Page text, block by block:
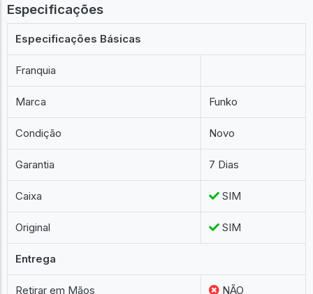
Especificações
Especificações Básicas
Franquia
Marca Funko
Condição Novo
Garantia 7 Dias
Caixa SIM
Original SIM
Entrega
Retirar em Mãos NÃO